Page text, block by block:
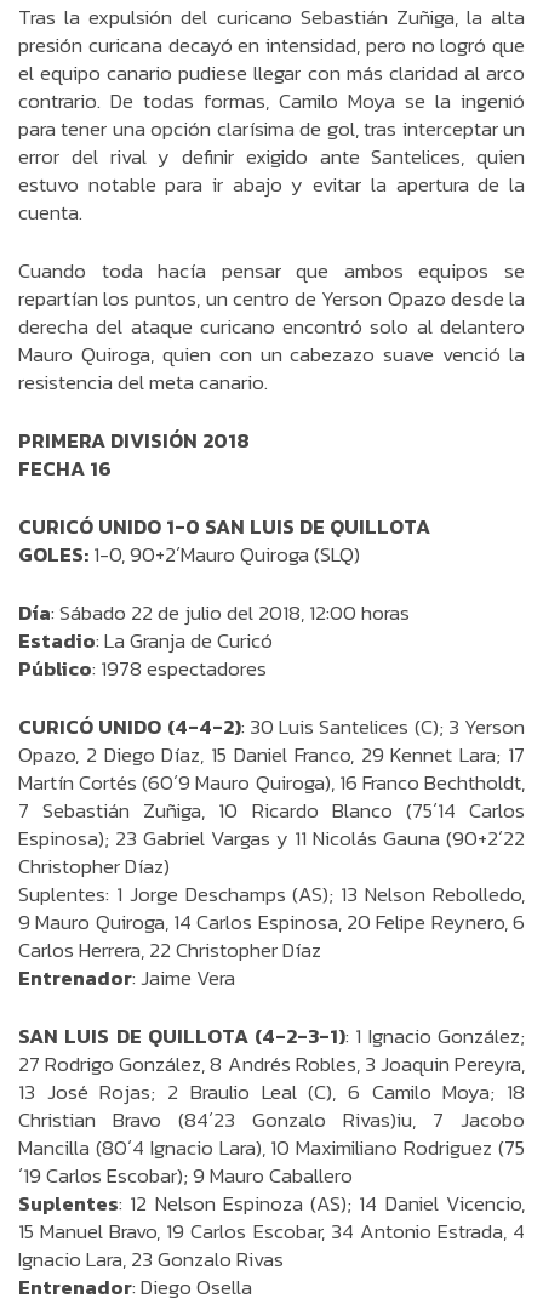
Tras la expulsión del curicano Sebastián Zuñiga, la alta
presión curicana decayó en intensidad, pero no logró que
el equipo canario pudiese llegar con más claridad al arco
contrario. De todas formas, Camilo Moya se la ingenió
para tener una opción clarísima de gol, tras interceptar un
error del rival y definir exigido ante Santelices, quien
estuvo notable para ir abajo y evitar la apertura de la
cuenta.
Cuando toda hacía pensar que ambos equipos se
repartían los puntos, un centro de Yerson Opazo desde la
derecha del ataque curicano encontró solo al delantero
Mauro Quiroga, quien con un cabezazo suave venció la
resistencia del meta canario.
PRIMERA DIVISIÓN 2018
FECHA 16
CURICÓ UNIDO 1-0 SAN LUIS DE QUILLOTA
GOLES: 1-0, 90+2´Mauro Quiroga (SLQ)
Día: Sábado 22 de julio del 2018, 12:00 horas
Estadio: La Granja de Curicó
Público: 1978 espectadores
CURICÓ UNIDO (4-4-2): 30 Luis Santelices (C); 3 Yerson
Opazo, 2 Diego Díaz, 15 Daniel Franco, 29 Kennet Lara; 17
Martín Cortés (60´9 Mauro Quiroga), 16 Franco Bechtholdt,
7 Sebastián Zuñiga, 10 Ricardo Blanco (75´14 Carlos
Espinosa); 23 Gabriel Vargas y 11 Nicolás Gauna (90+2´22
Christopher Díaz)
Suplentes: 1 Jorge Deschamps (AS); 13 Nelson Rebolledo,
9 Mauro Quiroga, 14 Carlos Espinosa, 20 Felipe Reynero, 6
Carlos Herrera, 22 Christopher Díaz
Entrenador: Jaime Vera
SAN LUIS DE QUILLOTA (4-2-3-1): 1 Ignacio González;
27 Rodrigo González, 8 Andrés Robles, 3 Joaquin Pereyra,
13 José Rojas; 2 Braulio Leal (C), 6 Camilo Moya; 18
Christian Bravo (84´23 Gonzalo Rivas)iu, 7 Jacobo
Mancilla (80´4 Ignacio Lara), 10 Maximiliano Rodriguez (75
´19 Carlos Escobar); 9 Mauro Caballero
Suplentes: 12 Nelson Espinoza (AS); 14 Daniel Vicencio,
15 Manuel Bravo, 19 Carlos Escobar, 34 Antonio Estrada, 4
Ignacio Lara, 23 Gonzalo Rivas
Entrenador: Diego Osella